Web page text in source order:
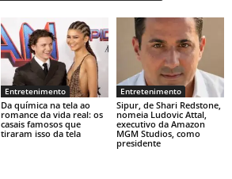
Entretenimento
Da química na tela ao
romance da vida real: os
casais famosos que
tiraram isso da tela
Entretenimento
Sipur, de Shari Redstone,
nomeia Ludovic Attal,
executivo da Amazon
MGM Studios, como
presidente